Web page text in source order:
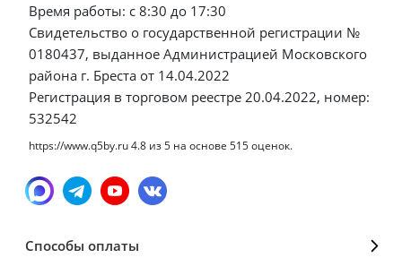
Время работы: с 8:30 до 17:30
Свидетельство о государственной регистрации №
0180437, выданное Администрацией Московского
района г. Бреста от 14.04.2022
Регистрация в торговом реестре 20.04.2022, номер:
532542
https://www.q5by.ru4.8 из5 на основе 515оценок.
Способы оплаты